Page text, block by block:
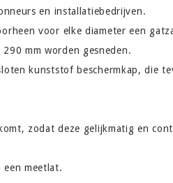
en installatiebedrijven.
voor elke diameter een
mm worden gesneden.
kunststof beschermkap, die
zodat deze gelijkmatig en
een meetlat.